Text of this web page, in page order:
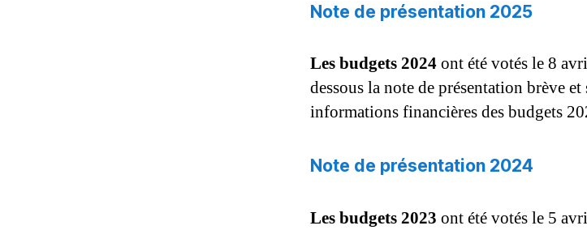
Note de présentation 2025
Les budgets 2024ont été votés le 8
dessous la note de présentation brève
informations financières des budgets
Note de présentation 2024
Les budgets 2023 ont été votés le 5